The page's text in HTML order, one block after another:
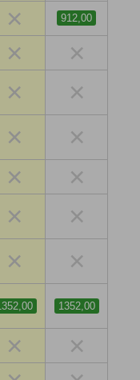
× 912,00
× ×
× ×
× ×
× ×
× ×
× ×
1352,00
× ×